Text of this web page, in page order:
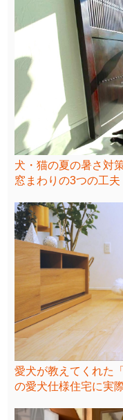
犬・猫の夏の暑さ対
窓まわりの3つの工夫
愛犬が教えてくれた
の愛犬仕様住宅に実